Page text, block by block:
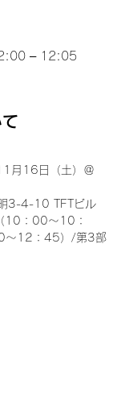
– 12:05
月16日（土）＠
3-4-10 TFTビル
10：00～10：
～12：45）/第3部